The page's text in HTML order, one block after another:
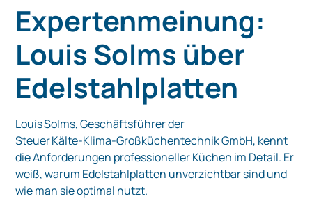
Expertenmeinung:
Louis Solms über
Edelstahlplatten
Louis Solms, Geschäftsführer der
Steuer Kälte‑Klima‑Großküchentechnik GmbH, kennt
die Anforderungen professioneller Küchen im Detail. Er
weiß, warum Edelstahlplatten unverzichtbar sind und
wie man sie optimal nutzt.